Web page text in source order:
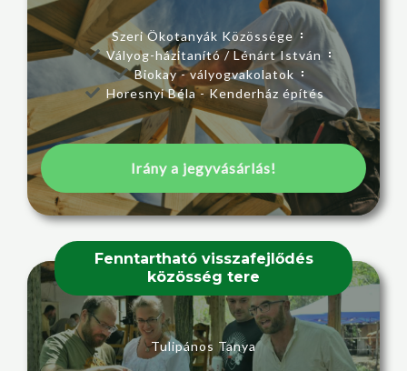
Szeri Ökotanyák Közössége
Vályog-házitanító / Lénárt István
Biokay - vályogvakolatok
Horesnyi Béla - Kenderház építés
Irány a jegyvásárlás!
Fenntartható visszafejlődés
közösség tere
Tulipános Tanya